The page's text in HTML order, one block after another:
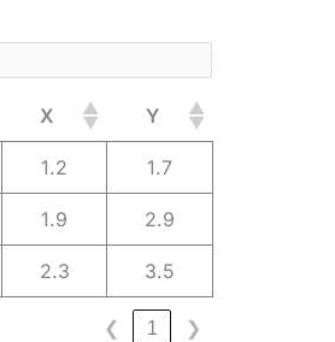
X Y
1.2 1.7
1.9 2.9
2.3 3.5
❮ 1 ❯